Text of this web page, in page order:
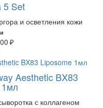
5 Set
и осветления кожи
₽
Aesthetic BX83
с коллагеном